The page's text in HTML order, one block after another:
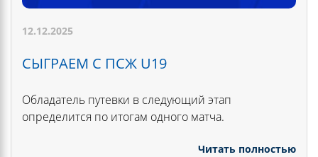
12.12.2025
СЫГРАЕМ С ПСЖ U19
Обладатель путевки в следующий этап
определится по итогам одного матча.
Читать полностью